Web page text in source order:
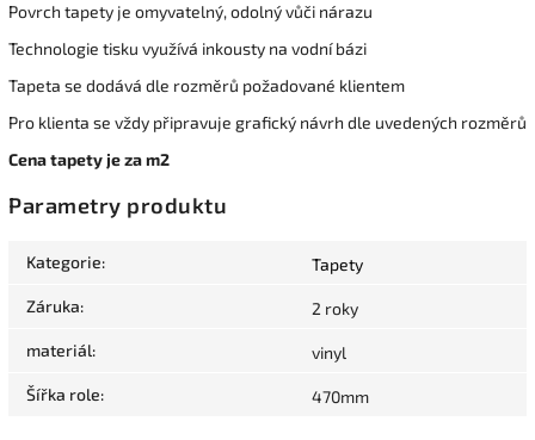
Povrch tapety je omyvatelný, odolný vůči nárazu
Technologie tisku využívá inkousty na vodní bázi
Tapeta se dodává dle rozměrů požadované klientem
Pro klienta se vždy připravuje grafický návrh dle uvedených rozměrů
Cena tapety je za m2
Parametry produktu
Kategorie: Tapety
Záruka: 2 roky
materiál: vinyl
Šířka role: 470mm